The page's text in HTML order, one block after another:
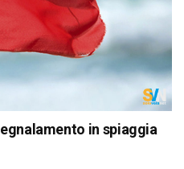
in spiaggia